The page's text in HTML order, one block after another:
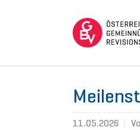
11.05.2026